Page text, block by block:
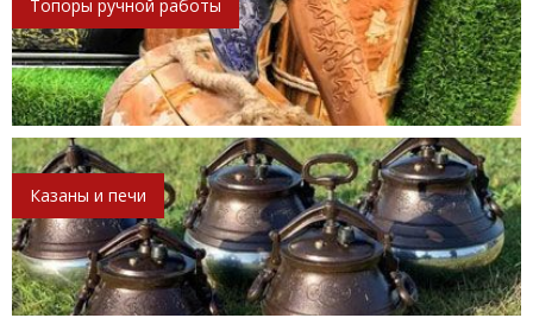
Топоры ручной работы
Казаны и печи